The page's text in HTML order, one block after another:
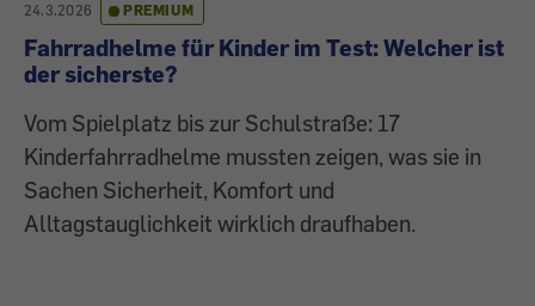
24.3.2026 PREMIUM
Fahrradhelme für Kinder im Test: Welcher ist
der sicherste?
Vom Spielplatz bis zur Schulstraße: 17
Kinderfahrradhelme mussten zeigen, was sie in
Sachen Sicherheit, Komfort und
Alltagstauglichkeit wirklich draufhaben.